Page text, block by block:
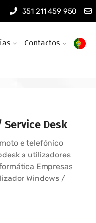
351 211 459 950
Contactos
redes wireless
informáticas
empresariais
Desk
e telefónico
a utilizadores
Empresas
Windows /